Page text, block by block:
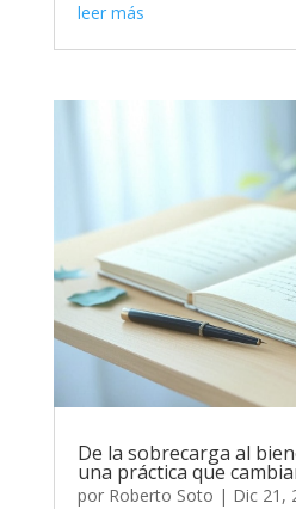
leer más
De la sobrecarga al
una práctica que
por Roberto Soto | Dic 21,